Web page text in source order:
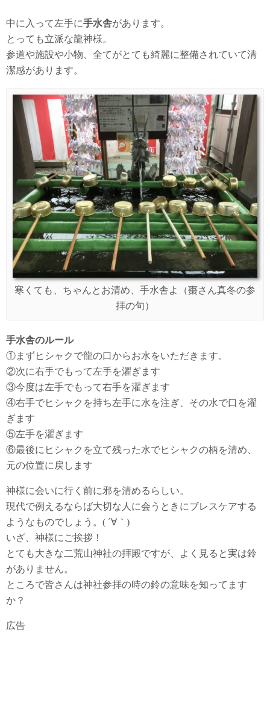
中に入って左手に手水舎があります。
とっても立派な龍神様。
参道や施設や小物、全てがとても綺麗に整備されていて清
潔感があります。
寒くても、ちゃんとお清め、手水舎よ（棗さん真冬の参
拝の句）
手水舎のルール
①まずヒシャクで龍の口からお水をいただきます。
②次に右手でもって左手を濯ぎます
③今度は左手でもって右手を濯ぎます
④右手でヒシャクを持ち左手に水を注ぎ、その水で口を濯
ぎます
⑤左手を濯ぎます
⑥最後にヒシャクを立て残った水でヒシャクの柄を清め、
元の位置に戻します
神様に会いに行く前に邪を清めるらしい。
現代で例えるならば大切な人に会うときにブレスケアする
ようなものでしょう。( ´∀｀)
いざ、神様にご挨拶！
とても大きな二荒山神社の拝殿ですが、よく見ると実は鈴
がありません。
ところで皆さんは神社参拝の時の鈴の意味を知ってます
か？
広告